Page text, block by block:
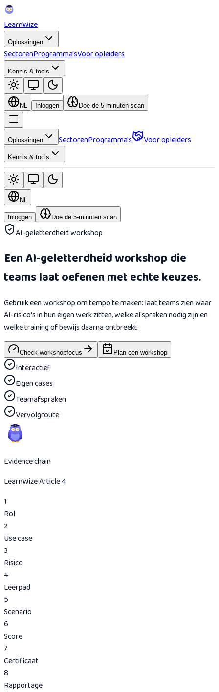
LearnWize
Oplossingen
SectorenProgramma'sVoor opleiders
Kennis & tools
NL Inloggen Doe de 5-minuten scan
Oplossingen SectorenProgramma's Voor opleiders
Kennis & tools
NL
Inloggen Doe de 5-minuten scan
AI-geletterdheid workshop
Een AI-geletterdheid workshop die
teams laat oefenen met echte keuzes.
Gebruik een workshop om tempo te maken: laat teams zien waar
AI-risico's in hun eigen werk zitten, welke afspraken nodig zijn en
welke training of bewijs daarna ontbreekt.
Check workshopfocus Plan een workshop
Interactief
Eigen cases
Teamafspraken
Vervolgroute
Evidence chain
LearnWize Article 4
1
Rol
2
Use case
3
Risico
4
Leerpad
5
Scenario
6
Score
7
Certificaat
8
Rapportage